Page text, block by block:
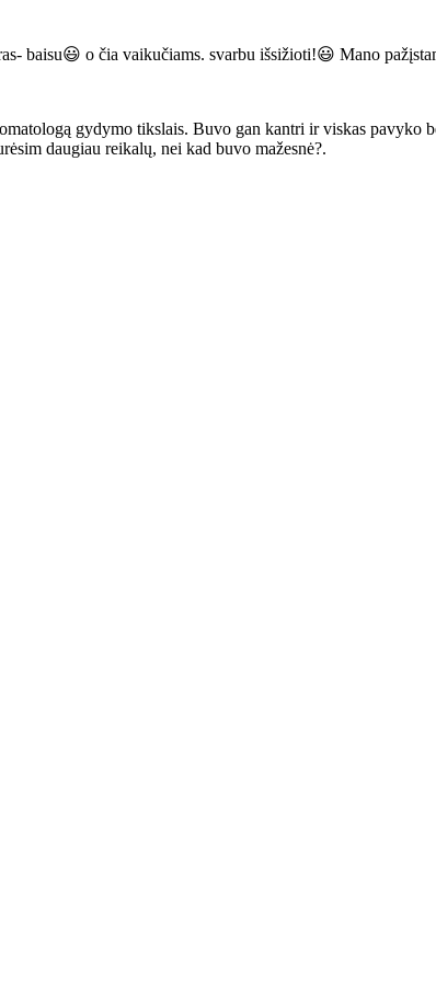
baisu😃 o čia vaikučiams. svarbu išsižioti!😃 Mano
gydymo tikslais. Buvo gan kantri ir viskas pavyko
daugiau reikalų, nei kad buvo mažesnė?.